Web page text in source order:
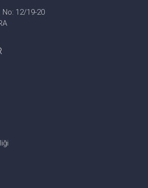
12/19-20